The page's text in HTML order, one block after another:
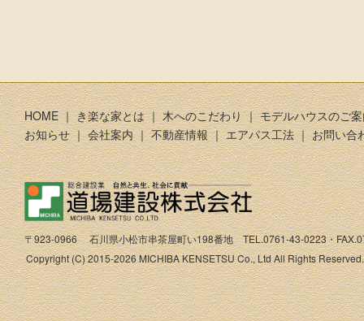
HOME｜き楽な家とは｜木へのこだわり｜モデルハウスのご
お知らせ｜会社案内｜不動産情報｜エアパス工法｜お問い合
〒923-0966 石川県小松市串茶屋町い198番地 TEL.0761-43-0223・
Copyright (C) 2015-2026 MICHIBA KENSETSU Co., Ltd All Rights Reserved.